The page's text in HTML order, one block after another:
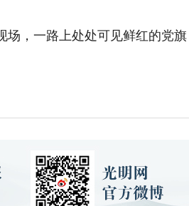
一路上处处可见鲜红的党旗